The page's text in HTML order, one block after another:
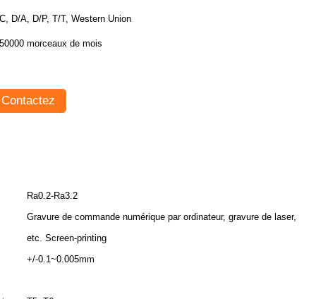
D/A, D/P, T/T, Western Union
morceaux de mois
Contactez
Ra0.2-Ra3.2
Gravure de commande numérique par ordinateur, gravure de laser,
etc. Screen-printing
+/-0.1~0.005mm